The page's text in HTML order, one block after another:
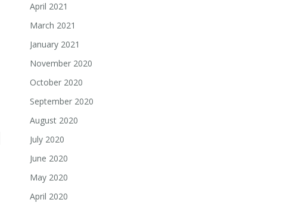
April 2021
March 2021
January 2021
November 2020
October 2020
September 2020
August 2020
July 2020
June 2020
May 2020
April 2020